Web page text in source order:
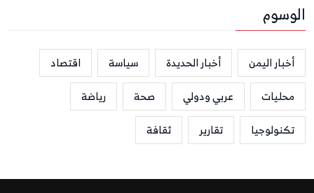
الوسوم
أخبار اليمن أخبار الحديدة سياسة
اقتصاد
محليات
عربي ودولي صحة
رياضة
تكنولوجيا
تقارير ثقافة